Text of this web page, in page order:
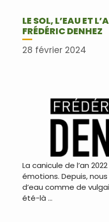
LE SOL, L’EAU ET
FRÉDÉRIC DENHEZ
28 février 2024
La canicule de l’an
émotions. Depuis,
d’eau comme de
été-là …